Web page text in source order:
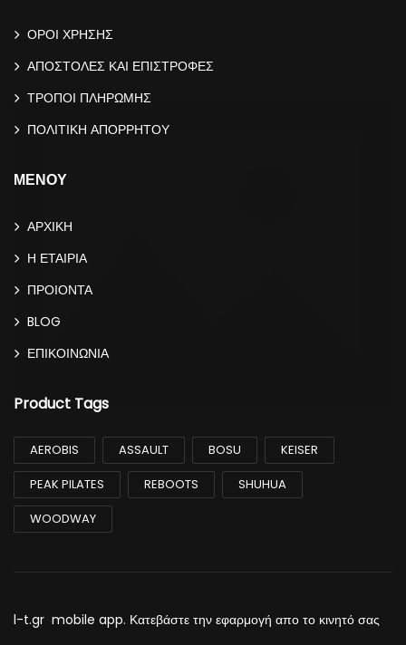
ΟΡΟΙ ΧΡΗΣΗΣ
ΑΠΟΣΤΟΛΕΣ ΚΑΙ ΕΠΙΣΤΡΟΦΕΣ
ΤΡΟΠΟΙ ΠΛΗΡΩΜΗΣ
ΠΟΛΙΤΙΚΗ ΑΠΟΡΡΗΤΟΥ
ΜΕΝΟΥ
ΑΡΧΙΚΗ
Η ΕΤΑΙΡΙΑ
ΠΡΟΙΟΝΤΑ
BLOG
ΕΠΙΚΟΙΝΩΝΙΑ
Product Tags
AEROBIS ASSAULT BOSU
KEISER
PEAK PILATES
REBOOTS
SHUHUA
WOODWAY
l-t.gr mobile app. Κατεβάστε την εφαρμογή απο το κινητό σας